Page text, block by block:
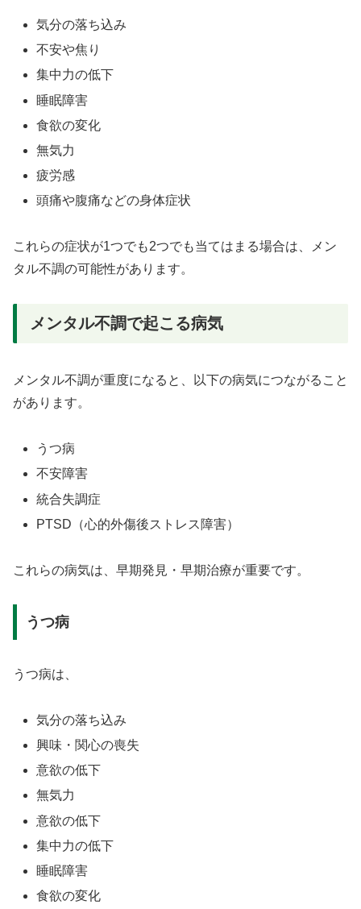
気分の落ち込み
不安や焦り
集中力の低下
睡眠障害
食欲の変化
無気力
疲労感
頭痛や腹痛などの身体症状
これらの症状が1つでも2つでも当てはまる場合は、メン
タル不調の可能性があります。
メンタル不調で起こる病気
メンタル不調が重度になると、以下の病気につながること
があります。
うつ病
不安障害
統合失調症
PTSD（心的外傷後ストレス障害）
これらの病気は、早期発見・早期治療が重要です。
うつ病
うつ病は、
気分の落ち込み
興味・関心の喪失
意欲の低下
無気力
意欲の低下
集中力の低下
睡眠障害
食欲の変化